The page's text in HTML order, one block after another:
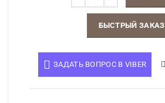
БЫСТРЫЙ ЗАКАЗ
ЗАДАТЬ ВОПРОС В VIBER